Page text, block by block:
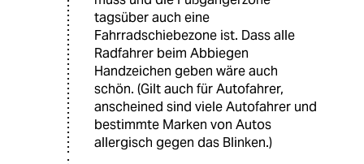
tagsüber auch eine
Fahrradschiebezone ist. Dass alle
Radfahrer beim Abbiegen
Handzeichen geben wäre auch
schön. (Gilt auch für Autofahrer,
anscheined sind viele Autofahrer und
bestimmte Marken von Autos
allergisch gegen das Blinken.)